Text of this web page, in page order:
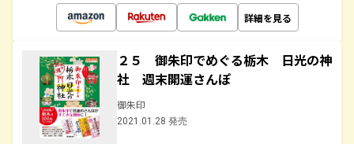
詳細を見る
２５ 御朱印でめぐる栃木 日光の神
社 週末開運さんぽ
御朱印
2021.01.28 発売